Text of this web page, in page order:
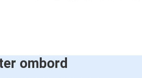
ombord